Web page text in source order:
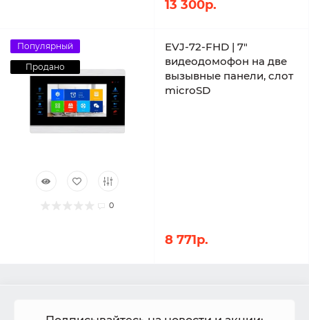
13 300р.
Популярный
Продано
0
EVJ-72-FHD | 7"
видеодомофон на две
вызывные панели, слот
microSD
8 771р.